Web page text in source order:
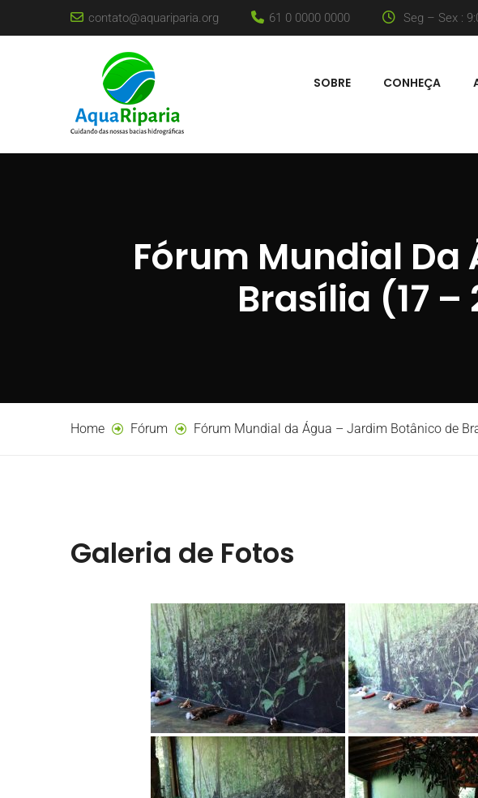
contato@aquariparia.org 61 0 0000 0000 Seg – Sex :
SOBRE CONHEÇA
Fórum Mundial
Brasília (17 –
Home Fórum Fórum Mundial da Água – Jardim Botânico de
Galeria de Fotos